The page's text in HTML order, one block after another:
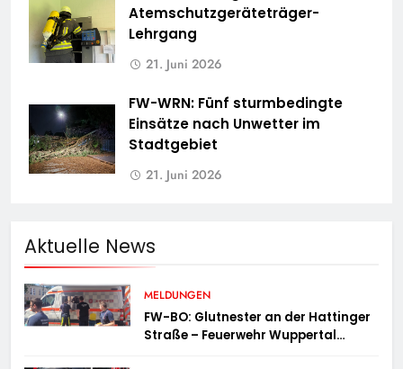
Atemschutzgeräteträger-
Lehrgang
21. Juni 2026
FW-WRN: Fünf sturmbedingte
Einsätze nach Unwetter im
Stadtgebiet
21. Juni 2026
Aktuelle News
MELDUNGEN
FW-BO: Glutnester an der Hattinger
Straße – Feuerwehr Wuppertal